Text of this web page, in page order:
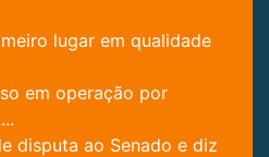
lugar em qualidade
em operação por
disputa ao Senado e diz